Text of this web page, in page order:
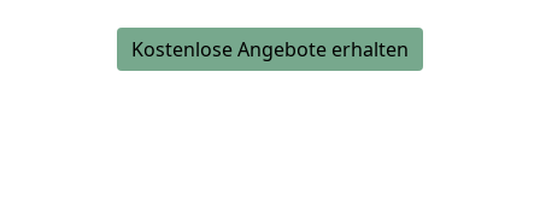
Kostenlose Angebote erhalten